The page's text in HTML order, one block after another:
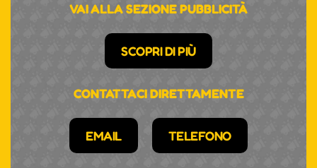
VAI ALLA SEZIONE PUBBLICITÀ
SCOPRI DI PIÙ
CONTATTACI DIRETTAMENTE
EMAIL TELEFONO